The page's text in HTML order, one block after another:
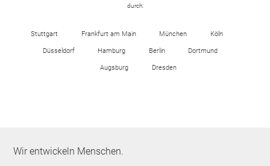
durch:
Stuttgart Frankfurt am Main München Köln
Düsseldorf Hamburg Berlin Dortmund
Augsburg Dresden
Wir entwickeln Menschen.